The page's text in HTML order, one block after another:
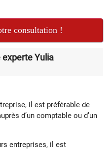
consultation !
experte Yulia
il est préférable de
d’un comptable ou d’un
entreprises, il est